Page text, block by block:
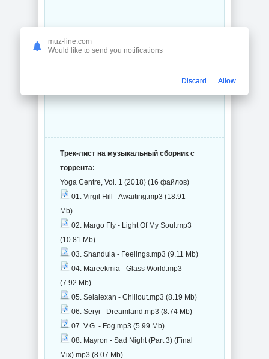
Трек-лист на музыкальный сборник с
торрента:
Yoga Centre, Vol. 1 (2018) (16 файлов)
01. Virgil Hill - Awaiting.mp3 (18.91
Mb)
02. Margo Fly - Light Of My Soul.mp3
(10.81 Mb)
03. Shandula - Feelings.mp3 (9.11 Mb)
04. Mareekmia - Glass World.mp3
(7.92 Mb)
05. Selalexan - Chillout.mp3 (8.19 Mb)
06. Seryi - Dreamland.mp3 (8.74 Mb)
07. V.G. - Fog.mp3 (5.99 Mb)
08. Mayron - Sad Night (Part 3) (Final
Mix).mp3 (8.07 Mb)
muz-line.com
Would like to send you notifications
Discard Allow